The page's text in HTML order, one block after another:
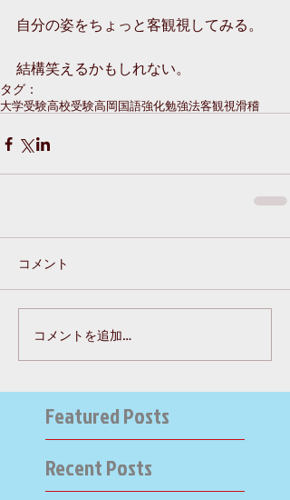
自分の姿をちょっと客観視してみる。
結構笑えるかもしれない。
タグ：
大学受験高校受験高岡国語強化勉強法客観視滑稽
コメント
コメントを追加…
Featured Posts
Recent Posts